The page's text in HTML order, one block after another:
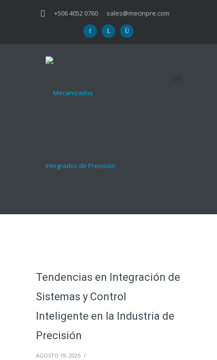
+506 4052 0760 sales@mecinpre.com
Tendencias en Integración de
Sistemas y Control
Inteligente en la Industria de
Precisión
AGOSTO 19, 2025 /